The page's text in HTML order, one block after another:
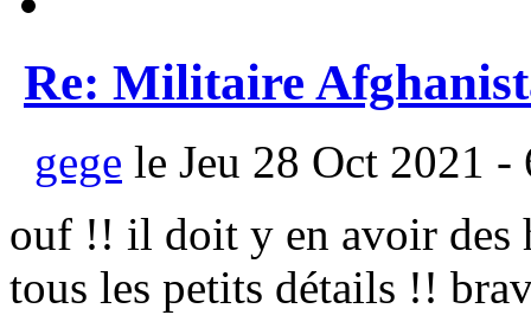
Re: Militaire
gege le Jeu 28 Oct 2021 -
ouf !! il doit y en avoir des
tous les petits détails !!